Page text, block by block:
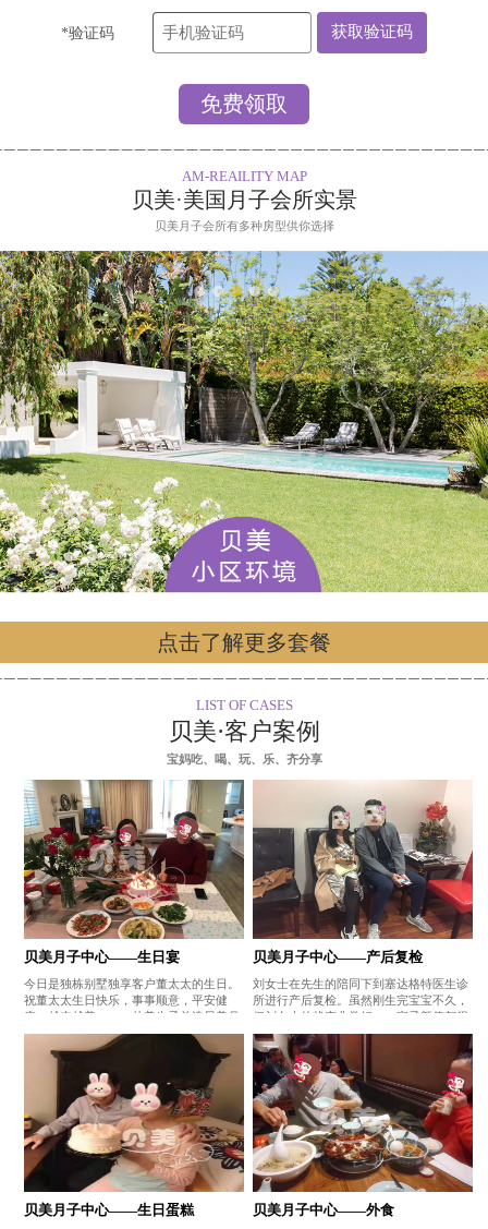
*验证码
AM-REAILITY MAP
贝美·美国月子会所实景
贝美月子会所有多种房型供你选择
点击了解更多套餐
LIST OF CASES
贝美·客户案例
宝妈吃、喝、玩、乐、齐分享
贝美月子中心——生日宴
今日是独栋别墅独享客户董太太的生日。
祝董太太生日快乐，事事顺意，平安健
康，越来越美。——赴美生子首选贝美月
子中心
贝美月子中心——产后复检
刘女士在先生的陪同下到塞达格特医生诊
所进行产后复检。虽然刚生完宝宝不久，
但刘女士的状态非常好，一家子颜值都很
高哦。——赴美生子首选贝美月子中心
贝美月子中心——生日蛋糕 贝美月子中心——外食